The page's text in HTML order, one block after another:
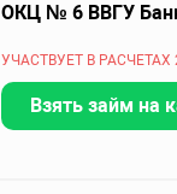
ОКЦ № 6 ВВГУ
УЧАСТВУЕТ В РАСЧЕТАХ
Взять займ на